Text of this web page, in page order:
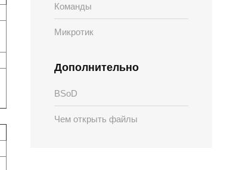
Команды
Микротик
Дополнительно
BSoD
Чем открыть файлы